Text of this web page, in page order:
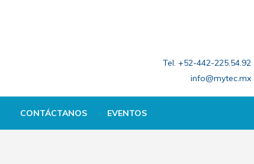
Tel. +52-442-225.54.92
info@mytec.mx
CONTÁCTANOS EVENTOS